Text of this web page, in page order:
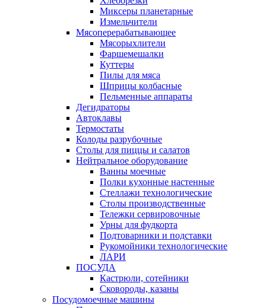
Миксеры планетарные
Измельчители
Мясоперерабатывающее
Мясорыхлители
Фаршемешалки
Куттеры
Пилы для мяса
Шприцы колбасные
Пельменные аппараты
Дегидраторы
Автоклавы
Термостаты
Колоды разрубочные
Столы для пиццы и салатов
Нейтральное оборудование
Ванны моечные
Полки кухонные настенные
Стеллажи технологические
Столы производственные
Тележки сервировочные
Урны для фудкорта
Подтоварники и подставки
Рукомойники технологические
ЛАРИ
ПОСУДА
Кастрюли, сотейники
Сковороды, казаны
Посудомоечные машины